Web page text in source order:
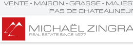
VENTE - MAISON - GRASSE -
PAS DE